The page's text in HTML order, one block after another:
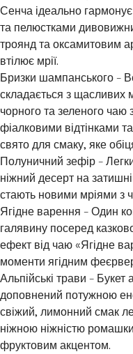
Сенча ідеально
та пелюстками
троянд та оксамитовим
втілює мрії.
Бризки шампанського -
складається з щасливих
чорного та зеленого
фіалковими відтінками
свято для смаку, яке
Полуничний зефір -
ніжний десерт на
стають новими мріями з
Ягідне варення - Один
галявину посеред
ефект від чаю «Ягідне
моменти ягідним
Альпійські трави - Букет
доповнений потужною
свіжий, лимонний смак
ніжною ніжністю
фруктовим акцентом.